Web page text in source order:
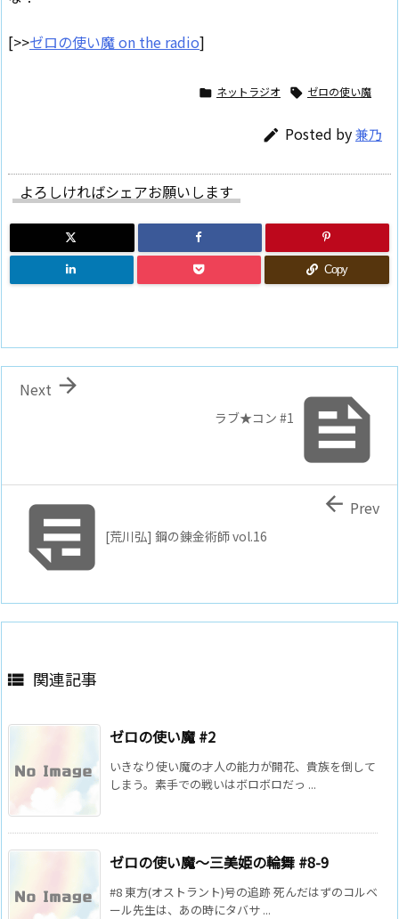
[>>ゼロの使い魔 on the radio]
 ネットラジオ  ゼロの使い魔
 Posted by兼乃
よろしければシェアお願いします
Copy

ラブ★コン #1

Next
[荒川弘] 鋼の錬金術師 vol.16
 Prev
 関連記事
ゼロの使い魔 #2
いきなり使い魔の才人の能力が開花、貴族を倒して
しまう。素手での戦いはボロボロだっ ...
ゼロの使い魔～三美姫の輪舞 #8-9
#8 東方(オストラント)号の追跡 死んだはずのコルベ
ール先生は、あの時にタバサ ...